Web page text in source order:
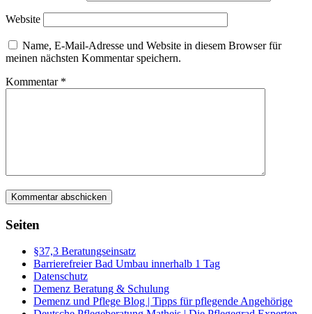
Website
Name, E-Mail-Adresse und Website in diesem Browser für
meinen nächsten Kommentar speichern.
Kommentar *
Seiten
§37,3 Beratungseinsatz
Barrierefreier Bad Umbau innerhalb 1 Tag
Datenschutz
Demenz Beratung & Schulung
Demenz und Pflege Blog | Tipps für pflegende Angehörige